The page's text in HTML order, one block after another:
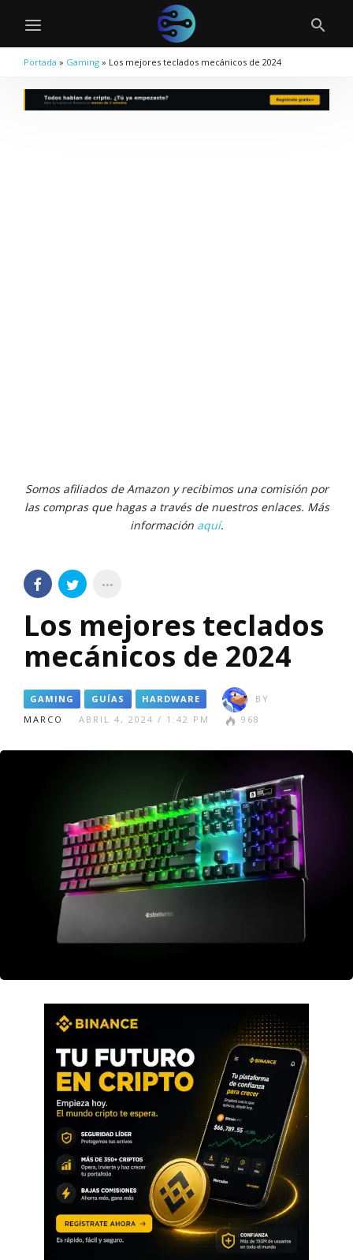
Portada » Gaming » Los mejores teclados mecánicos de 2024
Somos afiliados de Amazon y recibimos una comisión por
las compras que hagas a través de nuestros enlaces. Más
información aquí.
Los mejores teclados
mecánicos de 2024
GAMING GUÍAS HARDWARE
BY
MARCO
ABRIL 4, 2024 / 1:42 PM 968